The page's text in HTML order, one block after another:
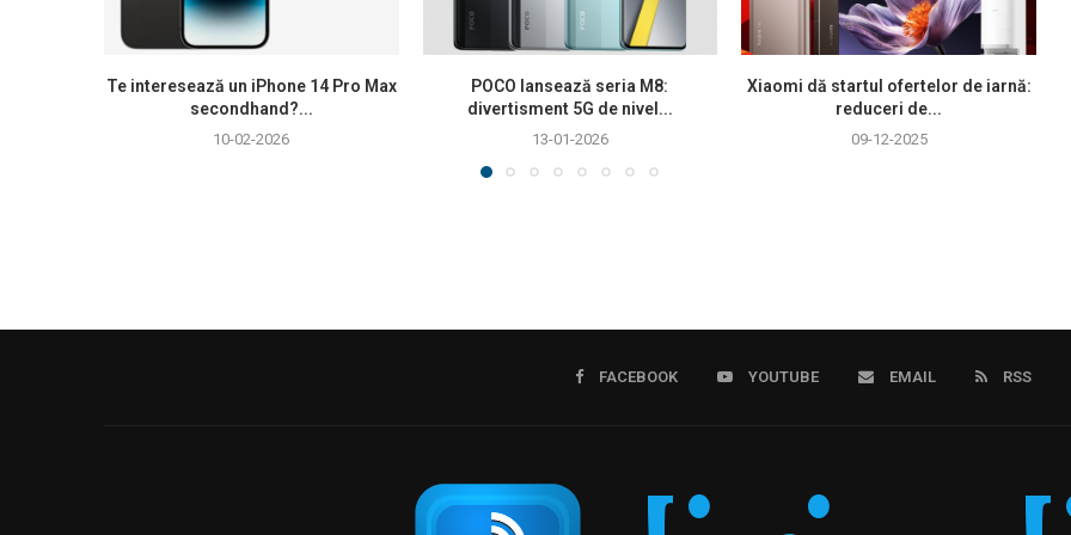
Te interesează un iPhone 14 Pro Max
secondhand?...
10-02-2026
POCO lansează seria M8:
divertisment 5G de nivel...
13-01-2026
Xiaomi dă startul ofertelor de iarnă:
reduceri de...
09-12-2025
FACEBOOK YOUTUBE EMAIL RSS